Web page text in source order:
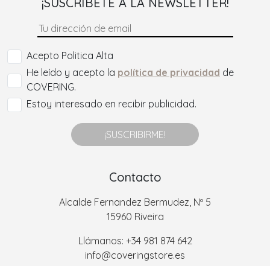
Acepto Politica Alta
He leído y acepto la política de privacidad de
COVERING.
Estoy interesado en recibir publicidad.
¡SUSCRIBIRME!
Contacto
Alcalde Fernandez Bermudez, Nº 5
15960 Riveira
Llámanos: +34 981 874 642
info@coveringstore.es